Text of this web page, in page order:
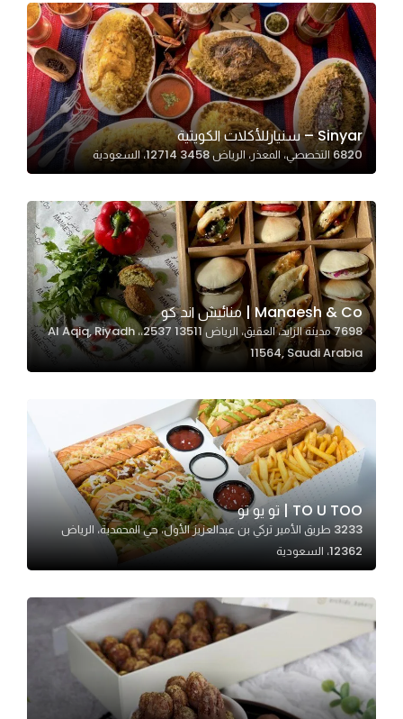
Sinyar – سنيارللأكلات الكويتية
6820 التخصصي، المعذر، الرياض 12714 3458، السعودية
Manaesh & Co | منائيش اند كو
7698 مدينة الزايد، العقيق، الرياض 13511 2537،، Al Aqiq, Riyadh
11564, Saudi Arabia
TO U TOO | تو يو تو
3233 طريق الأمير تركي بن عبدالعزيز الأول، حي المحمدية، الرياض
12362، السعودية
They are
needed
for the
website to
function.
Statistics
us to
improve
the
website's
functionality
and
structure,
based on
website is
used.
Experience
In order for
our website
to perform
as well as
possible
during your
visit. If you
refuse
these